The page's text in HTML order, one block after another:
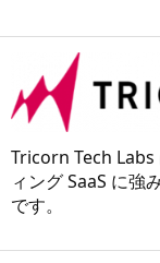
Tricorn Tech Labs
ィング SaaS に強
です。